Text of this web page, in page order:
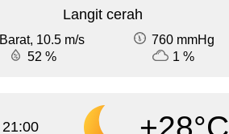
Langit cerah
Barat, 10.5 m/s
760 mmHg
52 %
1 %
21:00 +28°C